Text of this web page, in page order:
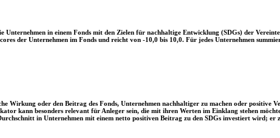
Unternehmen in einem Fonds mit den Zielen für nachhaltige Entwicklung (SDGs) der
der Unternehmen im Fonds und reicht von -10,0 bis 10,0. Für jedes Unternehmen
Wirkung oder den Beitrag des Fonds, Unternehmen nachhaltiger zu machen oder
kann besonders relevant für Anleger sein, die mit ihren Werten im Einklang stehen
in Unternehmen mit einem netto positiven Beitrag zu den SDGs investiert wird;